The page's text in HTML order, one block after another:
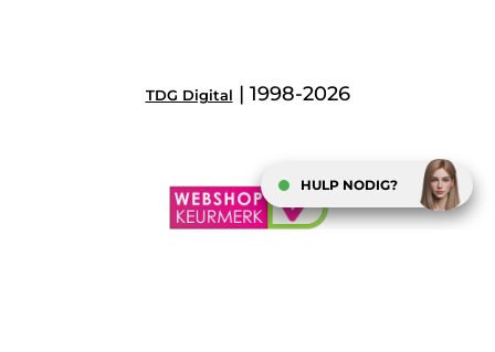
TDG Digital | 1998-2026
HULP NODIG?